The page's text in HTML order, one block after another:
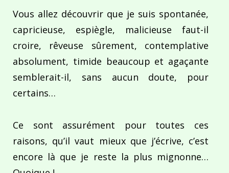
Vous allez découvrir que je suis spontanée,
capricieuse, espiègle, malicieuse faut-il
croire, rêveuse sûrement, contemplative
absolument, timide beaucoup et agaçante
semblerait-il, sans aucun doute, pour
certains…
Ce sont assurément pour toutes ces
raisons, qu’il vaut mieux que j’écrive, c’est
encore là que je reste la plus mignonne…